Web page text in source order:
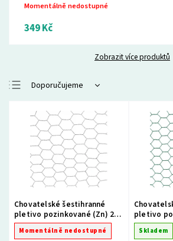
Momentálně nedostupné
349 Kč
Zobrazit více produktů
Doporučujeme
Nejdražší
Nejprodávanější
Abecedně
Chovatelské šestihranné
pletivo pozinkované (Zn) 25
mm - výška 50cm, role 10m
Momentálně nedostupné
pletivo
PVC)
10m
Skladem